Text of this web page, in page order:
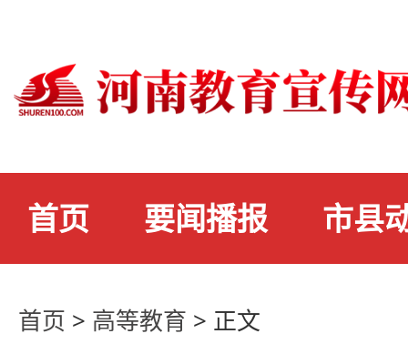
首页 要闻播报 市县
首页 > 高等教育 > 正文